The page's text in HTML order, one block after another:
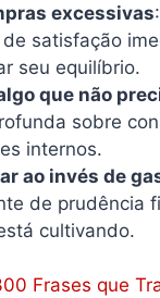
excessivas
satisfação
seu equilíbrio.
que não
sobre
internos.
ao invés de
de prudência
cultivando.
Frases que